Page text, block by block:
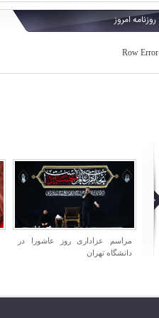
روزنامه امروز
Row Error
مراسم عزاداری شب تاسوعای
حسینی در هیئت ریحانه الحسین